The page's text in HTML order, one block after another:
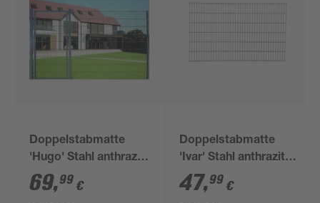
Doppelstabmatte
'Hugo' Stahl anthrazit
200 x 180 cm
69,99 €
Doppelstabmatte
'Ivar' Stahl anthrazit
200 x 123 cm
47,99 €